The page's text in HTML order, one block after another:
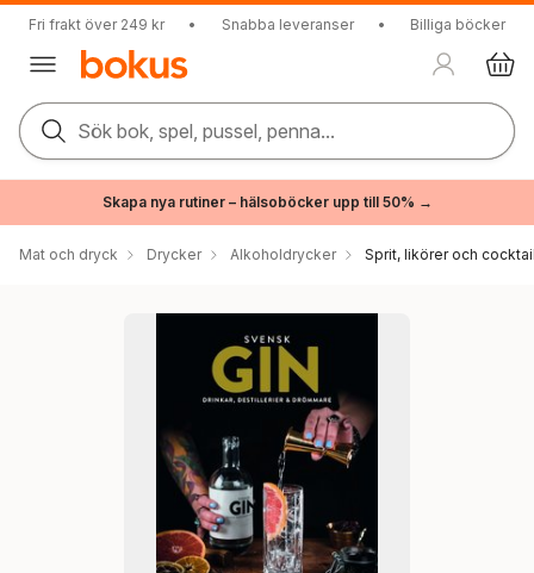
Fri frakt över 249 kr • Snabba leveranser • Billiga böcker
Sök bok, spel, pussel, penna...
Skapa nya rutiner – hälsoböcker upp till 50% →
Mat och dryck Drycker Alkoholdrycker Sprit, likörer och